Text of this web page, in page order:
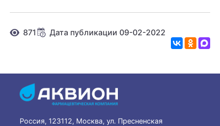
871 Дата публикации 09-02-2022
Россия, 123112, Москва, ул. Пресненская